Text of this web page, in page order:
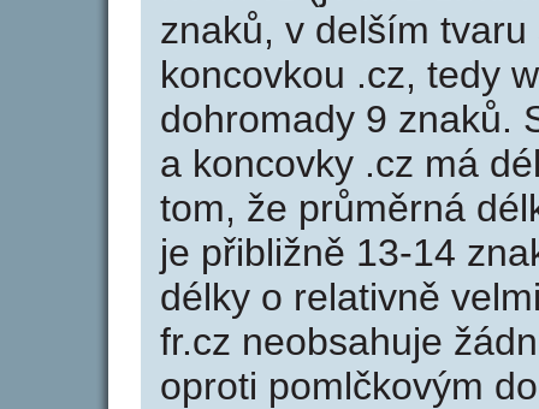
znaků, v delším
koncovkou .cz, tedy
dohromady 9 znaků.
a koncovky .cz má
tom, že průměrná
je přibližně 13-14
délky o relativně
fr.cz neobsahuje
oproti pomlčkovým